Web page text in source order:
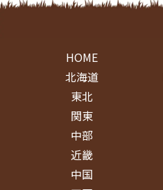
HOME
北海道
東北
関東
中部
近畿
中国